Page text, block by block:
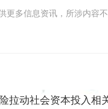
更多信息资讯，所涉内容
拉动社会资本投入相